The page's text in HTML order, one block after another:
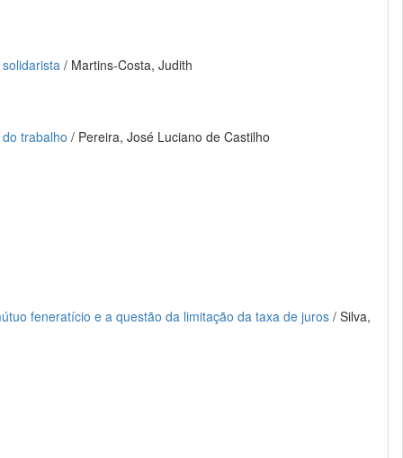
/ Martins-Costa, Judith
trabalho / Pereira, José Luciano de Castilho
feneratício e a questão da limitação da taxa de juros / Silva,